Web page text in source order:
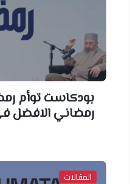
بودكاست توأم
رمضاني الافضل فى 2026 بلا
المقالات